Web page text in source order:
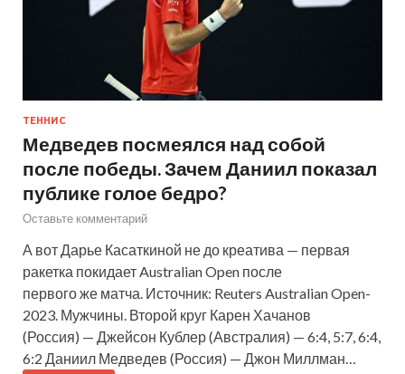
ТЕННИС
Медведев посмеялся над собой
после победы. Зачем Даниил показал
публике голое бедро?
Оставьте комментарий
А вот Дарье Касаткиной не до креатива — первая
ракетка покидает Australian Open после
первого же матча. Источник: Reuters Australian Open-
2023. Мужчины. Второй круг Карен Хачанов
(Россия) — Джейсон Кублер (Австралия) — 6:4, 5:7, 6:4,
6:2 Даниил Медведев (Россия) — Джон Миллман…